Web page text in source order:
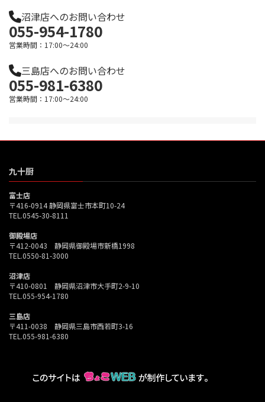
沼津店へのお問い合わせ
055-954-1780
営業時間：17:00～24:00
三島店へのお問い合わせ
055-981-6380
営業時間：17:00～24:00
九十厨
富士店
〒416-0914 静岡県富士市本町10-24
TEL.0545-30-8111
御殿場店
〒412-0043 静岡県御殿場市新橋1998
TEL.0550-81-3000
沼津店
〒410-0801 静岡県沼津市大手町2-9-10
TEL.055-954-1780
三島店
〒411-0038 静岡県三島市西若町3-16
TEL.055-981-6380